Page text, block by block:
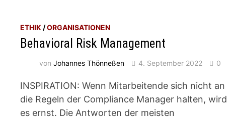
ETHIK /ORGANISATIONEN
Behavioral Risk Management
vonJohannes Thönneßen 4. September 2022 0
INSPIRATION: Wenn Mitarbeitende sich nicht an
die Regeln der Compliance Manager halten, wird
es ernst. Die Antworten der meisten